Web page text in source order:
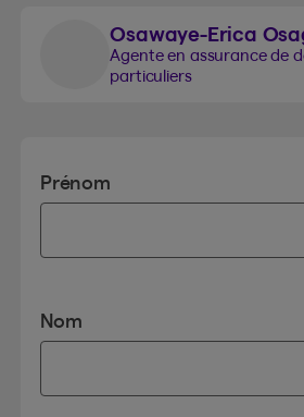
Osawaye-Erica
Agente en assurance de
particuliers
Prénom
Nom